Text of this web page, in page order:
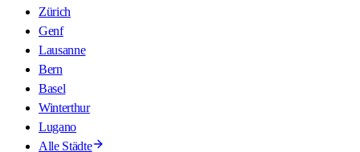
Zürich
Genf
Lausanne
Bern
Basel
Winterthur
Lugano
Alle Städte